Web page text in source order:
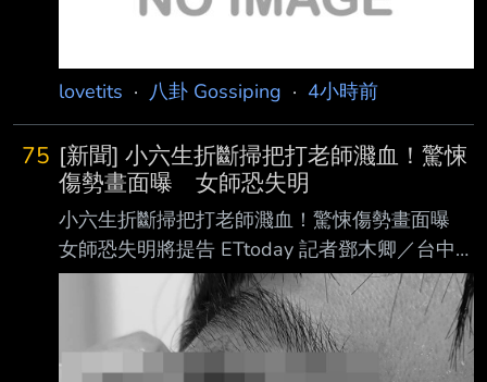
lovetits · 八卦 Gossiping · 4小時前
75 [新聞] 小六生折斷掃把打老師濺血！驚悚
傷勢畫面曝 女師恐失明
小六生折斷掃把打老師濺血！驚悚傷勢畫面曝
女師恐失明將提告 ETtoday 記者鄧木卿／台中
報導 台中市大里區某所學校一名小六升國中的
男學生5日在教室內走動，不滿女老師2次叫他回
座 位坐好，竟折斷掃把揮打老師臉部，不但造
成右眼水晶體移位需要重建，顏面也有骨折，傷